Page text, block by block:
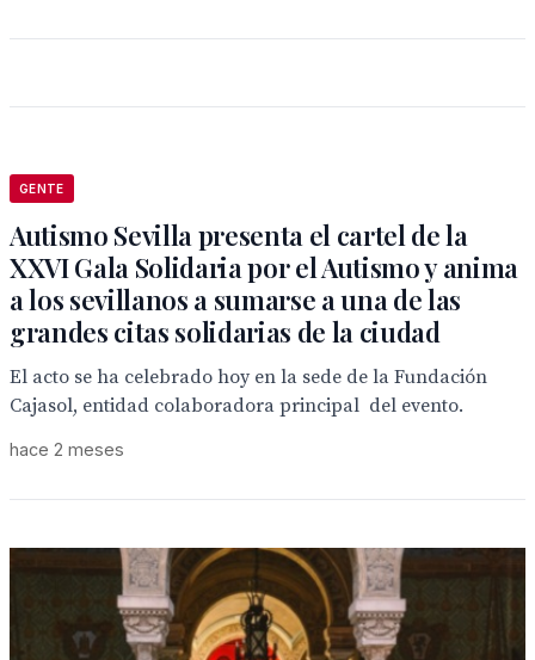
GENTE
Autismo Sevilla presenta el cartel de la
XXVI Gala Solidaria por el Autismo y anima
a los sevillanos a sumarse a una de las
grandes citas solidarias de la ciudad
El acto se ha celebrado hoy en la sede de la Fundación
Cajasol, entidad colaboradora principal del evento.
hace 2 meses